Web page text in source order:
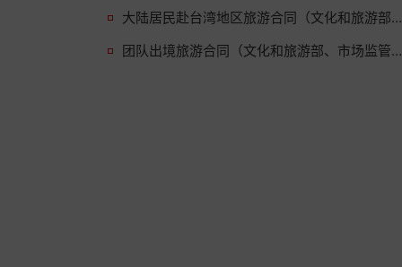
大陆居民赴台湾地区旅游合同（文化和旅游部、市场监管总局2026版）
团队出境旅游合同（文化和旅游部、市场监管总局2026版）